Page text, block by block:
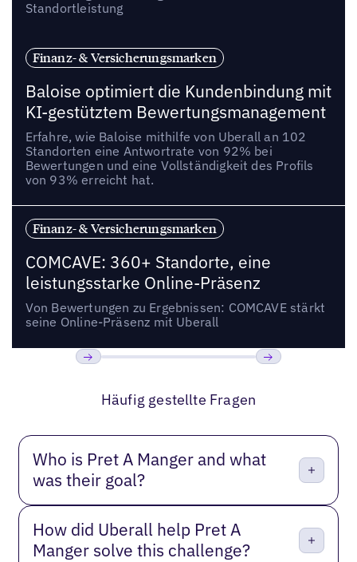
Standortleistung
Finanz- & Versicherungsmarken
Baloise optimiert die Kundenbindung mit
KI-gestütztem Bewertungsmanagement
Erfahre, wie Baloise mithilfe von Uberall an 102
Standorten eine Antwortrate von 92% bei
Bewertungen und eine Vollständigkeit des Profils
von 93% erreicht hat.
Finanz- & Versicherungsmarken
COMCAVE: 360+ Standorte, eine
leistungsstarke Online-Präsenz
Von Bewertungen zu Ergebnissen: COMCAVE stärkt
seine Online-Präsenz mit Uberall
Häufig gestellte Fragen
Who is Pret A Manger and what
was their goal?
How did Uberall help Pret A
Manger solve this challenge?